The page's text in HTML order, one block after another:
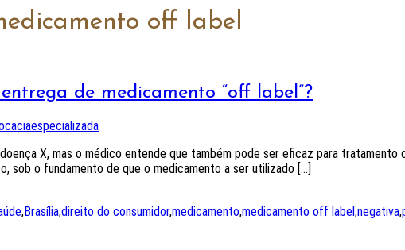
off label
de medicamento “off label”?
X, mas o médico entende que também pode ser eficaz para tratamento
o fundamento de que o medicamento a ser utilizado […]
,Brasília,direito do consumidor,medicamento,medicamento off label ,negativa,